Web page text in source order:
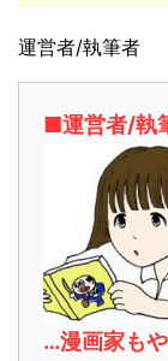
運営者/執筆者
■運営者/執
…漫画家も